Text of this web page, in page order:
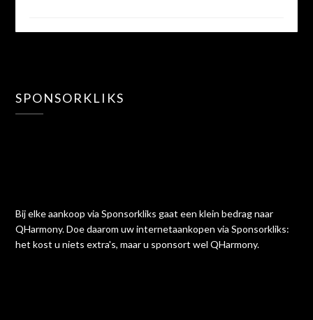
SPONSORKLIKS
Bij elke aankoop via Sponsorkliks gaat een klein bedrag naar
QHarmony. Doe daarom uw internetaankopen via Sponsorkliks:
het kost u niets extra's, maar u sponsort wel QHarmony.